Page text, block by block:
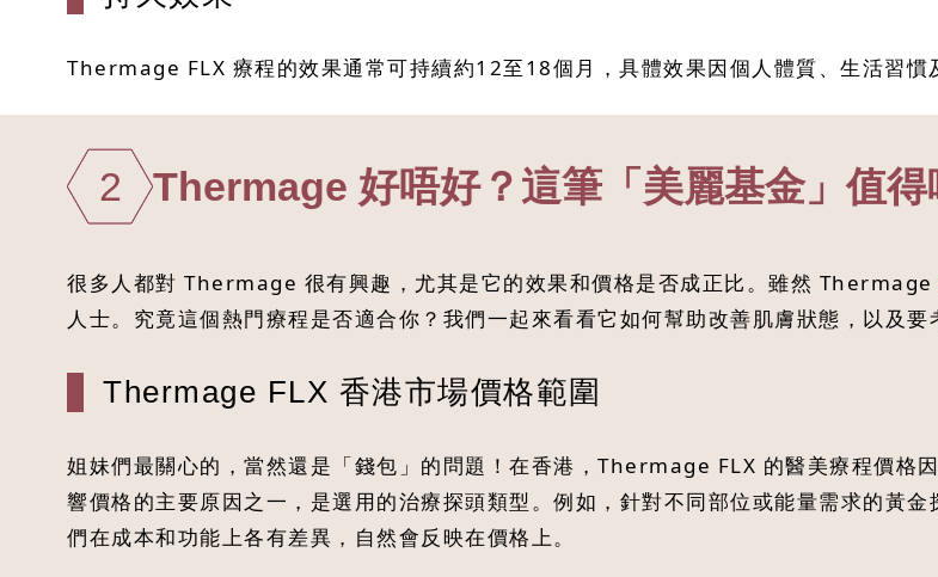
Thermage FLX 療程的效果通常可持續約12至18個月，具體效果因個人體質、生活習慣
2 Thermage 好唔好？這筆「美麗基金」值得
很多人都對 Thermage 很有興趣，尤其是它的效果和價格是否成正比。雖然 Thermage
人士。究竟這個熱門療程是否適合你？我們一起來看看它如何幫助改善肌膚狀態，以及要
Thermage FLX 香港市場價格範圍
姐妹們最關心的，當然還是「錢包」的問題！在香港，Thermage FLX 的醫美療程價格
響價格的主要原因之一，是選用的治療探頭類型。例如，針對不同部位或能量需求的黃
們在成本和功能上各有差異，自然會反映在價格上。